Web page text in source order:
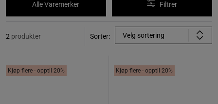
Alle Varemerker Filtrer
2 produkter Sorter: Velg sortering
Kjøp flere - opptil 20% Kjøp flere - opptil 20%